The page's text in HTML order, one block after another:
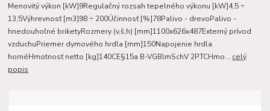
Menovitý výkon [kW]9Regulačný rozsah tepelného výkonu [kW]4,5 ÷
13,5Výhrevnosť [m3]98 ÷ 200Účinnosť [%]78Palivo - drevoPalivo -
hnedouhoľné briketyRozmery (v,š,h) [mm]1100x626x487Externý prívod
vzduchuPriemer dymového hrdla [mm]150Napojenie hrdla
hornéHmotnosť netto [kg]140CE§15a B-VGBlmSchV 2PTCHmo... celý
popis